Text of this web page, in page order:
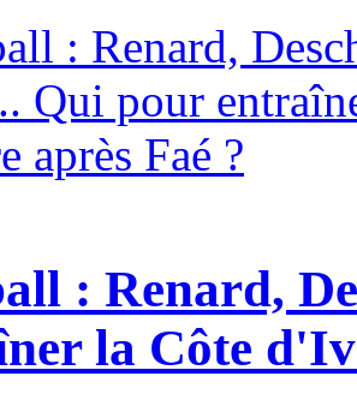
: Renard,
la Côte